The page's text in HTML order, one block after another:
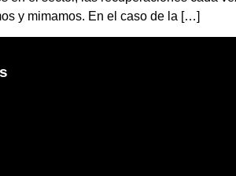
y mimamos. En el caso de la […]